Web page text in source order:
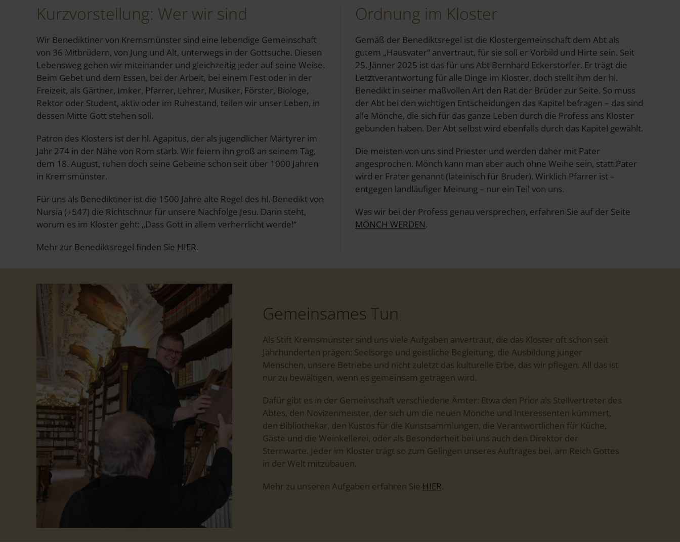
Kurzvorstellung: Wer wir sind
Wir Benediktiner von Kremsmünster sind eine lebendige Gemeinschaft
von 36 Mitbrüdern, von Jung und Alt, unterwegs in der Gottsuche. Diesen
Lebensweg gehen wir miteinander und gleichzeitig jeder auf seine Weise.
Beim Gebet und dem Essen, bei der Arbeit, bei einem Fest oder in der
Freizeit, als Gärtner, Imker, Pfarrer, Lehrer, Musiker, Förster, Biologe,
Rektor oder Student, aktiv oder im Ruhestand, teilen wir unser Leben, in
dessen Mitte Gott stehen soll.
Patron des Klosters ist der hl. Agapitus, der als jugendlicher Märtyrer im
Jahr 274 in der Nähe von Rom starb. Wir feiern ihn groß an seinem Tag,
dem 18. August, ruhen doch seine Gebeine schon seit über 1000 Jahren
in Kremsmünster.
Für uns als Benediktiner ist die 1500 Jahre alte Regel des hl. Benedikt von
Nursia (+547) die Richtschnur für unsere Nachfolge Jesu. Darin steht,
worum es im Kloster geht: „Dass Gott in allem verherrlicht werde!“
Mehr zur Benediktsregel finden Sie HIER.
Ordnung im Kloster
Gemäß der Benediktsregel ist die Klostergemeinschaft dem Abt als
gutem „Hausvater“ anvertraut, für sie soll er Vorbild und Hirte sein. Seit
25. Jänner 2025 ist das für uns Abt Bernhard Eckerstorfer. Er trägt die
Letztverantwortung für alle Dinge im Kloster, doch stellt ihm der hl.
Benedikt in seiner maßvollen Art den Rat der Brüder zur Seite. So muss
der Abt bei den wichtigen Entscheidungen das Kapitel befragen – das sind
alle Mönche, die sich für das ganze Leben durch die Profess ans Kloster
gebunden haben. Der Abt selbst wird ebenfalls durch das Kapitel gewählt.
Die meisten von uns sind Priester und werden daher mit Pater
angesprochen. Mönch kann man aber auch ohne Weihe sein, statt Pater
wird er Frater genannt (lateinisch für Bruder). Wirklich Pfarrer ist –
entgegen landläufiger Meinung – nur ein Teil von uns.
Was wir bei der Profess genau versprechen, erfahren Sie auf der Seite
MÖNCH WERDEN.
Gemeinsames Tun
Als Stift Kremsmünster sind uns viele Aufgaben anvertraut, die das Kloster oft schon seit
Jahrhunderten prägen: Seelsorge und geistliche Begleitung, die Ausbildung junger
Menschen, unsere Betriebe und nicht zuletzt das kulturelle Erbe, das wir pflegen. All das ist
nur zu bewältigen, wenn es gemeinsam getragen wird.
Dafür gibt es in der Gemeinschaft verschiedene Ämter: Etwa den Prior als Stellvertreter des
Abtes, den Novizenmeister, der sich um die neuen Mönche und Interessenten kümmert,
den Bibliothekar, den Kustos für die Kunstsammlungen, die Verantwortlichen für Küche,
Gäste und die Weinkellerei, oder als Besonderheit bei uns auch den Direktor der
Sternwarte. Jeder im Kloster trägt so zum Gelingen unseres Auftrages bei, am Reich Gottes
in der Welt mitzubauen.
Mehr zu unseren Aufgaben erfahren Sie HIER.